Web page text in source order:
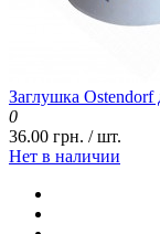
Заглушка
0
36.00 грн. / шт.
Нет в наличии